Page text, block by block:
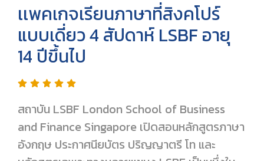
เเพคเกจเรียนภาษาที่สิงคโปร์
แบบเดี่ยว 4 สัปดาห์ LSBF อายุ
14 ปีขึ้นไป
สถาบัน LSBF London School of Business
and Finance Singapore เปิดสอนหลักสูตรภาษา
อังกฤษ ประกาศนียบัตร ปริญญาตรี โท และ